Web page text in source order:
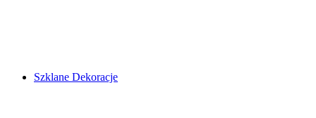
Szklane Dekoracje